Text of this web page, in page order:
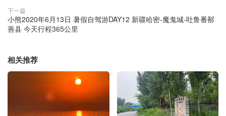
下一篇
小熊2020年6月13日 暑假自驾游DAY12 新疆哈密-魔鬼城-吐鲁番鄯
善县 今天行程365公里
相关推荐